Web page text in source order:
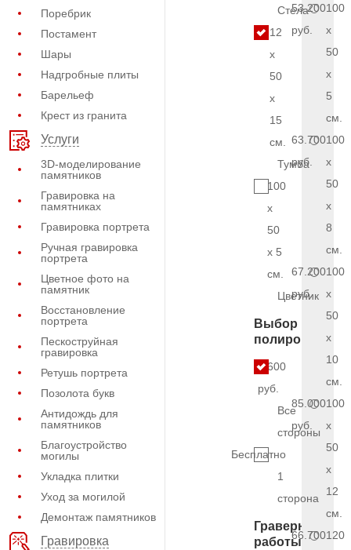
Поребрик
Постамент
Шары
Надгробные плиты
Барельеф
Крест из гранита
Услуги
3D-моделирование
памятников
Гравировка на
памятниках
Гравировка портрета
Ручная гравировка
портрета
Цветное фото на
памятник
Восстановление
портрета
Пескоструйная
гравировка
Ретушь портрета
Позолота букв
Антидождь для
памятников
Благоустройство
могилы
Укладка плитки
Уход за могилой
Демонтаж памятников
Гравировка
Стела
12
x
50
x
15
см.
Тумба
100
x
50
x 5
см.
Цветник
Выбор
полировки
5.600
руб.
Все
стороны
Бесплатно
1
сторона
Граверные
работы
53.200
руб.
100
x
50
x
5
см.
63.700
руб.
100
x
50
x
8
см.
67.200
руб.
100
x
50
x
10
см.
85.000
руб.
100
x
50
x
12
см.
66.700120